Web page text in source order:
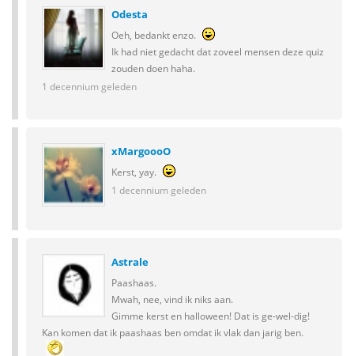
Odesta
Oeh, bedankt enzo.
Ik had niet gedacht dat zoveel mensen deze quiz
zouden doen haha.
1 decennium geleden
xMargoooO
Kerst, yay.
1 decennium geleden
Astrale
Paashaas.
Mwah, nee, vind ik niks aan.
Gimme kerst en halloween! Dat is ge-wel-dig!
Kan komen dat ik paashaas ben omdat ik vlak dan jarig ben.